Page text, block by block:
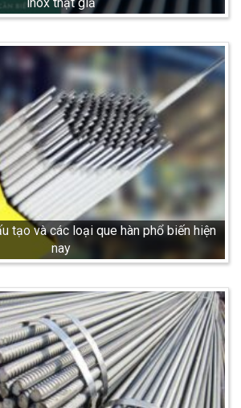
tạo và các loại que hàn phổ biến hiện
nay